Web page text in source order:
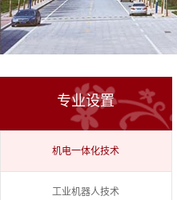
专业设置
机电一体化技术
工业机器人技术